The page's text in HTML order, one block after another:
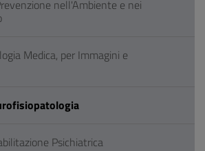
nell'Ambiente e nei
Medica, per Immagini e
Psichiatrica